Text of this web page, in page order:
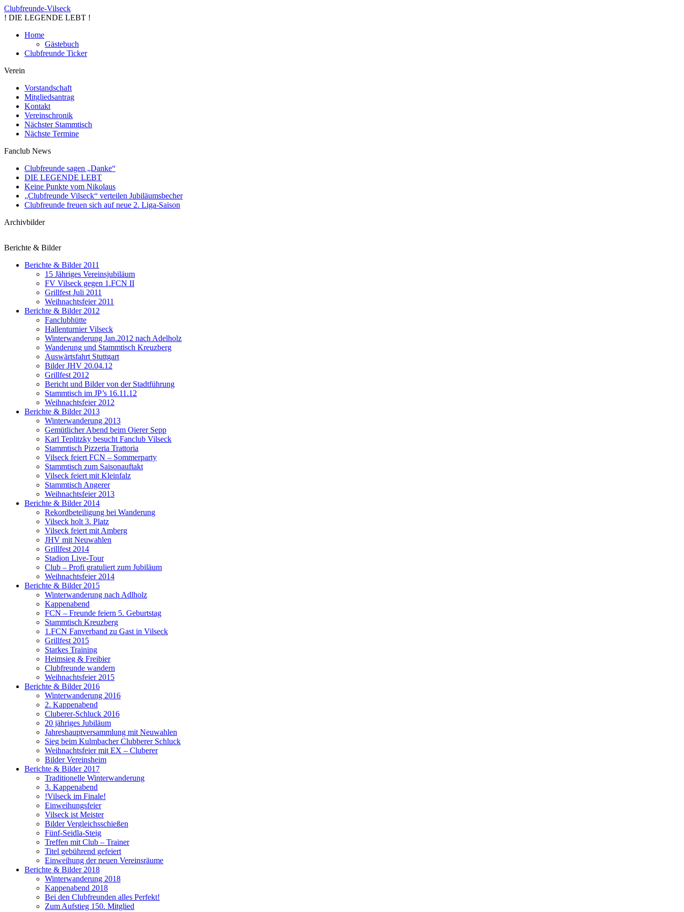
Clubfreunde-Vilseck
! DIE LEGENDE LEBT !
Home
Gästebuch
Clubfreunde Ticker
Verein
Vorstandschaft
Mitgliedsantrag
Kontakt
Vereinschronik
Nächster Stammtisch
Nächste Termine
Fanclub News
Clubfreunde sagen „Danke“
DIE LEGENDE LEBT
Keine Punkte vom Nikolaus
„Clubfreunde Vilseck“ verteilen Jubiläumsbecher
Clubfreunde freuen sich auf neue 2. Liga-Saison
Archivbilder
Berichte & Bilder
Berichte & Bilder 2011
15 Jähriges Vereinsjubiläum
FV Vilseck gegen 1.FCN II
Grillfest Juli 2011
Weihnachtsfeier 2011
Berichte & Bilder 2012
Fanclubhütte
Hallenturnier Vilseck
Winterwanderung Jan.2012 nach Adelholz
Wanderung und Stammtisch Kreuzberg
Auswärtsfahrt Stuttgart
Bilder JHV 20.04.12
Grillfest 2012
Bericht und Bilder von der Stadtführung
Stammtisch im JP’s 16.11.12
Weihnachtsfeier 2012
Berichte & Bilder 2013
Winterwanderung 2013
Gemütlicher Abend beim Oierer Sepp
Karl Teplitzky besucht Fanclub Vilseck
Stammtisch Pizzeria Trattoria
Vilseck feiert FCN – Sommerparty
Stammtisch zum Saisonauftakt
Vilseck feiert mit Kleinfalz
Stammtisch Angerer
Weihnachtsfeier 2013
Berichte & Bilder 2014
Rekordbeteiligung bei Wanderung
Vilseck holt 3. Platz
Vilseck feiert mit Amberg
JHV mit Neuwahlen
Grillfest 2014
Stadion Live-Tour
Club – Profi gratuliert zum Jubiläum
Weihnachtsfeier 2014
Berichte & Bilder 2015
Winterwanderung nach Adlholz
Kappenabend
FCN – Freunde feiern 5. Geburtstag
Stammtisch Kreuzberg
1.FCN Fanverband zu Gast in Vilseck
Grillfest 2015
Starkes Training
Heimsieg & Freibier
Clubfreunde wandern
Weihnachtsfeier 2015
Berichte & Bilder 2016
Winterwanderung 2016
2. Kappenabend
Cluberer-Schluck 2016
20 jähriges Jubiläum
Jahreshauptversammlung mit Neuwahlen
Sieg beim Kulmbacher Clubberer Schluck
Weihnachtsfeier mit EX – Cluberer
Bilder Vereinsheim
Berichte & Bilder 2017
Traditionelle Winterwanderung
3. Kappenabend
!Vilseck im Finale!
Einweihungsfeier
Vilseck ist Meister
Bilder Vergleichsschießen
Fünf-Seidla-Steig
Treffen mit Club – Trainer
Titel gebührend gefeiert
Einweihung der neuen Vereinsräume
Berichte & Bilder 2018
Winterwanderung 2018
Kappenabend 2018
Bei den Clubfreunden alles Perfekt!
Zum Aufstieg 150. Mitglied